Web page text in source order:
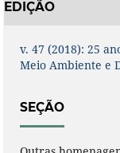
EDIÇÃO
v. 47 (2018): 25
Meio Ambiente e
SEÇÃO